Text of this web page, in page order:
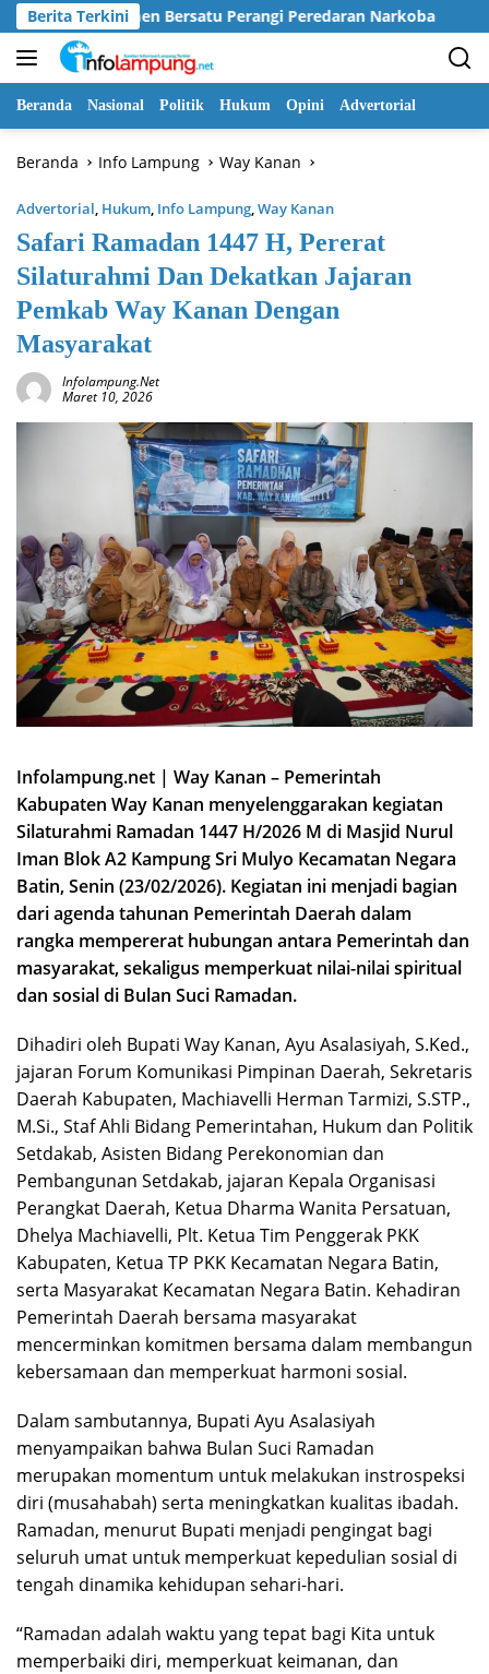
Langsung
ke
konten
Berita Terkini
Bersatu Perangi Peredaran Narkoba Pemkab
Beranda Nasional Politik Hukum Opini Advertorial
Beranda Info Lampung Way Kanan
Advertorial, Hukum, Info Lampung,Way Kanan
Safari Ramadan 1447 H, Pererat
Silaturahmi Dan Dekatkan Jajaran
Pemkab Way Kanan Dengan
Masyarakat
Infolampung.net
Maret 10, 2026
Infolampung.net | Way Kanan – Pemerintah
Kabupaten Way Kanan menyelenggarakan kegiatan
Silaturahmi Ramadan 1447 H/2026 M di Masjid Nurul
Iman Blok A2 Kampung Sri Mulyo Kecamatan Negara
Batin, Senin (23/02/2026). Kegiatan ini menjadi bagian
dari agenda tahunan Pemerintah Daerah dalam
rangka mempererat hubungan antara Pemerintah dan
masyarakat, sekaligus memperkuat nilai-nilai spiritual
dan sosial di Bulan Suci Ramadan.
Dihadiri oleh Bupati Way Kanan, Ayu Asalasiyah, S.Ked.,
jajaran Forum Komunikasi Pimpinan Daerah, Sekretaris
Daerah Kabupaten, Machiavelli Herman Tarmizi, S.STP.,
M.Si., Staf Ahli Bidang Pemerintahan, Hukum dan Politik
Setdakab, Asisten Bidang Perekonomian dan
Pembangunan Setdakab, jajaran Kepala Organisasi
Perangkat Daerah, Ketua Dharma Wanita Persatuan,
Dhelya Machiavelli, Plt. Ketua Tim Penggerak PKK
Kabupaten, Ketua TP PKK Kecamatan Negara Batin,
serta Masyarakat Kecamatan Negara Batin. Kehadiran
Pemerintah Daerah bersama masyarakat
mencerminkan komitmen bersama dalam membangun
kebersamaan dan memperkuat harmoni sosial.
Dalam sambutannya, Bupati Ayu Asalasiyah
menyampaikan bahwa Bulan Suci Ramadan
merupakan momentum untuk melakukan instrospeksi
diri (musahabah) serta meningkatkan kualitas ibadah.
Ramadan, menurut Bupati menjadi pengingat bagi
seluruh umat untuk memperkuat kepedulian sosial di
tengah dinamika kehidupan sehari-hari.
“Ramadan adalah waktu yang tepat bagi Kita untuk
memperbaiki diri, memperkuat keimanan, dan